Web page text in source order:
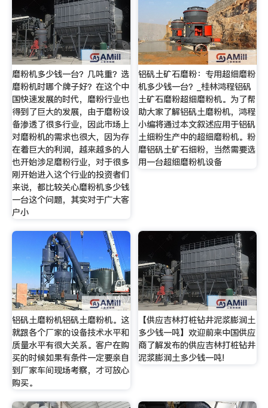
磨粉机多少钱一台？几吨重？选
磨粉机时哪个牌子好？在这个中
国快速发展的时代，磨粉行业也
得到了巨大的发展，由于磨粉设
备渗透了很多行业，因此市场上
对磨粉机的需求也很大，因为存
在着巨大的利润，越来越多的人
也开始涉足磨粉行业，对于很多
刚开始进入这个行业的投资者们
来说，都比较关心磨粉机多少钱
一台这个问题，其实对于广大客
户小
铝矾土矿石磨粉：专用超细磨粉
机多少钱一台？_桂林鸿程铝矾
土矿石磨粉超细磨粉机。为了帮
助大家了解铝矾土磨粉机，鸿程
小编将通过本文叙述应用于铝矾
土细粉生产中的超细磨粉机。粉
磨铝矾土矿石细粉，当然需要选
用一台超细磨粉机设备
铝矾土磨粉机铝矾土磨粉机。这
就跟各个厂家的设备技术水平和
质量水平有很大关系。客户在购
买的时候如果有条件一定要亲自
到厂家车间现场考察，才可放心
购买。
【供应吉林打桩钻井泥浆膨润土
多少钱一吨】欢迎前来中国供应
商了解发布的供应吉林打桩钻井
泥浆膨润土多少钱一吨!